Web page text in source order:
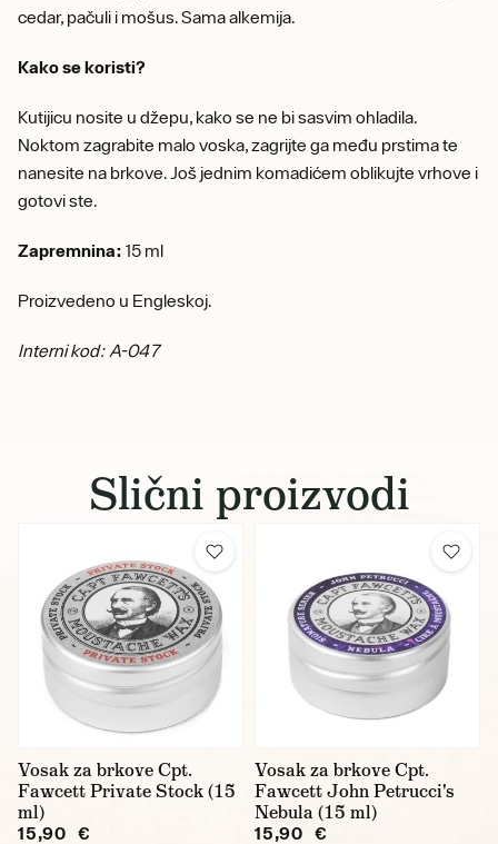
cedar, pačuli i mošus. Sama alkemija.
Kako se koristi?
Kutijicu nosite u džepu, kako se ne bi sasvim ohladila.
Noktom zagrabite malo voska, zagrijte ga među prstima te
nanesite na brkove. Još jednim komadićem oblikujte vrhove i
gotovi ste.
Zapremnina: 15 ml
Proizvedeno u Engleskoj.
Interni kod: A-047
Slični proizvodi
Vosak za brkove Cpt.
Fawcett Private Stock (15
ml)
15,90 €
Vosak za brkove Cpt.
Fawcett John Petrucci's
Nebula (15 ml)
15,90 €